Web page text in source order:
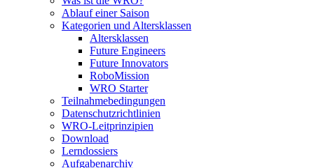
Ablauf einer Saison
Kategorien und Altersklassen
Altersklassen
Future Engineers
Future Innovators
RoboMission
WRO Starter
Teilnahmebedingungen
Datenschutzrichtlinien
WRO-Leitprinzipien
Download
Lerndossiers
Aufgabenarchiv